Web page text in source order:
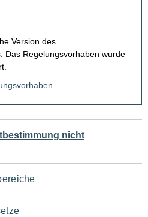
Version des
Das Regelungsvorhaben wurde
nicht